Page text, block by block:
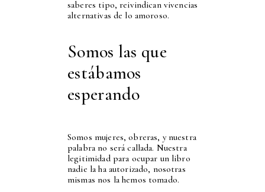
saberes tipo, reivindican vivencias
alternativas de lo amoroso.
Somos las que
estábamos
esperando
Somos mujeres, obreras, y nuestra
palabra no será callada. Nuestra
legitimidad para ocupar un libro
nadie la ha autorizado, nosotras
mismas nos la hemos tomado.